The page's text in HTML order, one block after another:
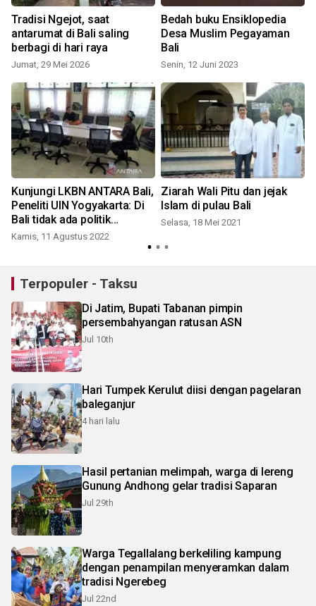
Tradisi Ngejot, saat
antarumat di Bali saling
berbagi di hari raya
Jumat, 29 Mei 2026
Bedah buku Ensiklopedia
Desa Muslim Pegayaman
Bali
Senin, 12 Juni 2023
Kunjungi LKBN ANTARA Bali,
Peneliti UIN Yogyakarta: Di
Bali tidak ada politik
identitas
Kamis, 11 Agustus 2022
Ziarah Wali Pitu dan jejak
Islam di pulau Bali
Selasa, 18 Mei 2021
Terpopuler - Taksu
Di Jatim, Bupati Tabanan pimpin
persembahyangan ratusan ASN
Jul 10th
Hari Tumpek Kerulut diisi dengan pagelaran
baleganjur
4 hari lalu
Hasil pertanian melimpah, warga di lereng
Gunung Andhong gelar tradisi Saparan
Jul 29th
Warga Tegallalang berkeliling kampung
dengan penampilan menyeramkan dalam
tradisi Ngerebeg
Jul 22nd